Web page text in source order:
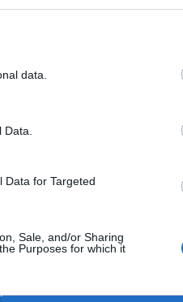
data.
Data for Targeted
Sale, and/or Sharing
Purposes for which it